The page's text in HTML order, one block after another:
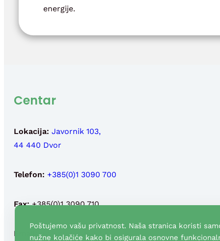
energije.
Centar
Lokacija: Javornik 103,
44 440 Dvor
Telefon: +385(0)1 3090 700
Fax:+385(0)1 3090 710
Email: info@fond-nek.hr
Poštujemo vašu privatnost. Naša stranica koristi
nužne kolačiće kako bi osigurala osnovne